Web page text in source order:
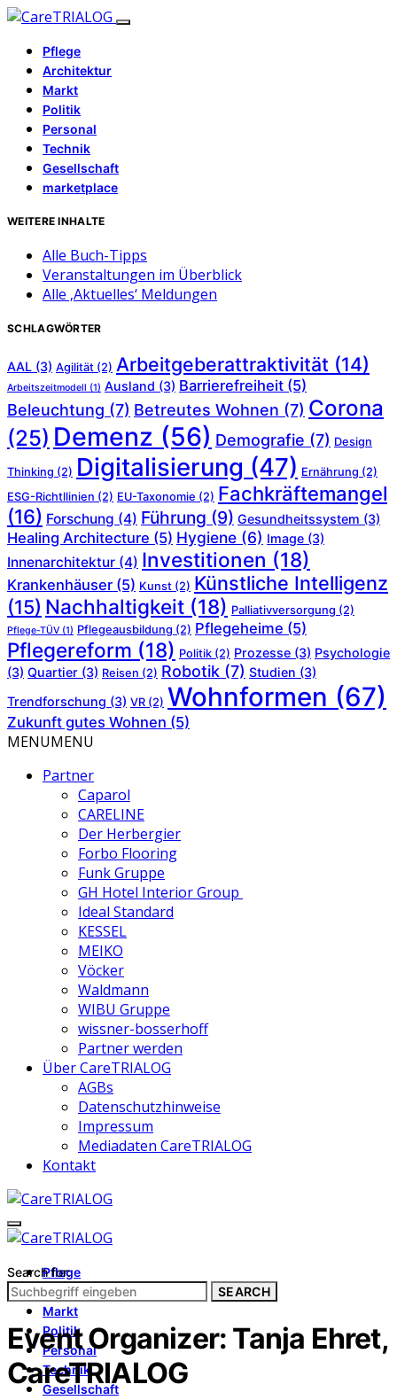
Pflege
Architektur
Markt
Politik
Personal
Technik
Gesellschaft
marketplace
WEITERE INHALTE
Alle Buch-Tipps
Veranstaltungen im Überblick
Alle ‚Aktuelles‘ Meldungen
SCHLAGWÖRTER
AAL (3) Agilität (2) Arbeitgeberattraktivität (14)
Arbeitszeitmodell (1) Ausland (3) Barrierefreiheit (5)
Beleuchtung (7) Betreutes Wohnen (7) Corona
(25) Demenz (56) Demografie (7) Design
Thinking (2) Digitalisierung (47) Ernährung (2)
ESG-Richtllinien (2) EU-Taxonomie (2) Fachkräftemangel
(16) Forschung (4) Führung (9) Gesundheitssystem (3)
Healing Architecture (5) Hygiene (6) Image (3)
Innenarchitektur (4) Investitionen (18)
Krankenhäuser (5) Kunst (2) Künstliche Intelligenz
(15) Nachhaltigkeit (18) Palliativversorgung (2)
Pflege-TÜV (1) Pflegeausbildung (2) Pflegeheime (5)
Pflegereform (18) Politik (2) Prozesse (3) Psychologie
(3) Quartier (3) Reisen (2) Robotik (7) Studien (3)
Trendforschung (3) VR (2) Wohnformen (67)
Zukunft gutes Wohnen (5)
MENUMENU
Partner
Caparol
CARELINE
Der Herbergier
Forbo Flooring
Funk Gruppe
GH Hotel Interior Group
Ideal Standard
KESSEL
MEIKO
Vöcker
Waldmann
WIBU Gruppe
wissner-bosserhoff
Partner werden
Über CareTRIALOG
AGBs
Datenschutzhinweise
Impressum
Mediadaten CareTRIALOG
Kontakt
Pflege
Architektur
Markt
Politik
Personal
Technik
Gesellschaft
Search for:
SEARCH
Event Organizer: Tanja Ehret,
CareTRIALOG